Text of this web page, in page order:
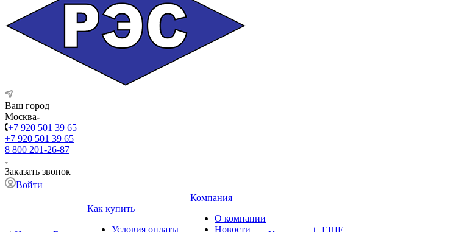
Ваш город
Москва
+7 920 501 39 65
+7 920 501 39 65
8 800 201-26-87
Заказать звонок
Войти
Как купить
Условия оплаты
Компания
О компании
Новости
+ ЕЩЕ